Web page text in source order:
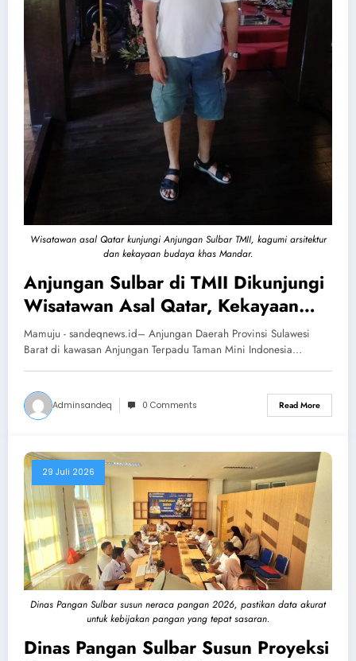
Wisatawan asal Qatar kunjungi Anjungan Sulbar TMII, kagumi arsitektur
dan kekayaan budaya khas Mandar.
Anjungan Sulbar di TMII Dikunjungi
Wisatawan Asal Qatar, Kekayaan
Budaya Mandar Makin Dikenal
Dunia
Mamuju - sandeqnews.id– Anjungan Daerah Provinsi Sulawesi
Barat di kawasan Anjungan Terpadu Taman Mini Indonesia…
Adminsandeq 0 Comments Read More
Dinas Pangan Sulbar susun neraca pangan 2026, pastikan data akurat
untuk kebijakan pangan yang tepat sasaran.
29 Juli 2026
Dinas Pangan Sulbar Susun Proyeksi